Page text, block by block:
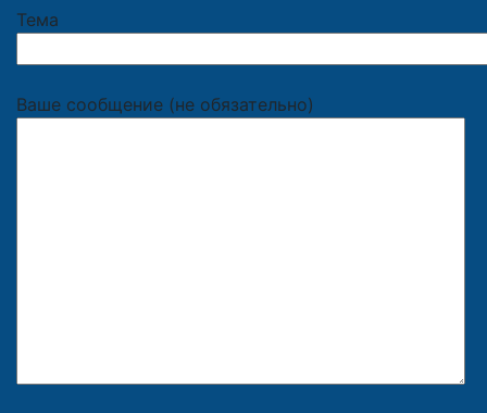
Тема
Ваше сообщение (не обязательно)